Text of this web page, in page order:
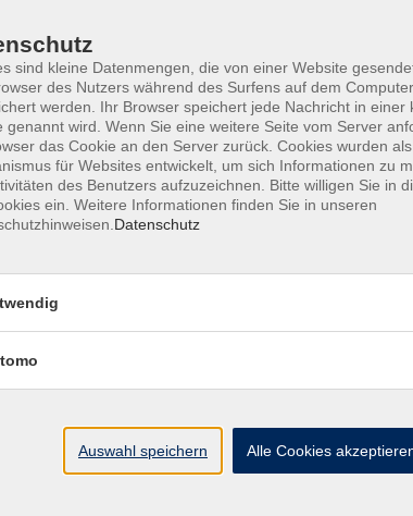
Geschäftsbedingungen AGB
vhs
Tel: 08441
Tel: 08441
sind kleine Datenmengen, die von einer Website
des Nutzers während des Surfens auf dem
werden. Ihr Browser speichert jede Nachricht in einer
genannt wird. Wenn Sie eine weitere Seite vom Server
das Cookie an den Server zurück. Cookies wurden
für Websites entwickelt, um sich Informationen zu
des Benutzers aufzuzeichnen. Bitte willigen Sie in
ein. Weitere Informationen finden Sie in unseren
Datenschutz
Auswahl speichern Alle Cookies